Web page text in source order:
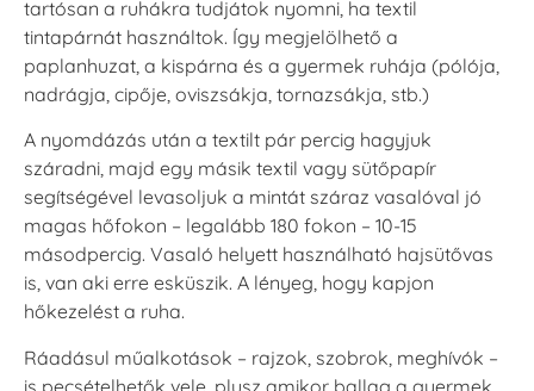
VersaCraft
Tintapárna -
Hidegszürke -
VersaCraft
VersaCraft
Tintapárna -
Vízkék
+790 Ft
tartósan a ruhákra tudjátok nyomni, ha textil
tintapárnát használtok. Így megjelölhető a
paplanhuzat, a kispárna és a gyermek ruhája (pólója,
nadrágja, cipője, oviszsákja, tornazsákja, stb.)
A nyomdázás után a textilt pár percig hagyjuk
száradni, majd egy másik textil vagy sütőpapír
segítségével levasoljuk a mintát száraz vasalóval jó
magas hőfokon – legalább 180 fokon – 10-15
másodpercig. Vasaló helyett használható hajsütővas
is, van aki erre esküszik. A lényeg, hogy kapjon
hőkezelést a ruha.
Ráadásul műalkotások – rajzok, szobrok, meghívók –
is pecsételhetők vele, plusz amikor ballag a gyermek